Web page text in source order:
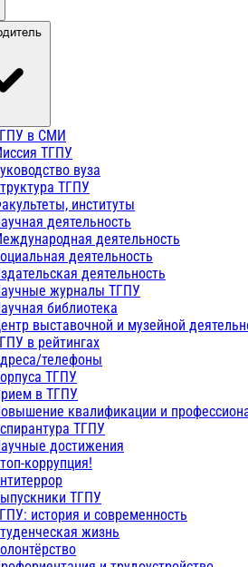
в СМИ
ТГПУ
вуза
ТГПУ
институты
деятельность
деятельность
деятельность
деятельность
журналы ТГПУ
библиотека
выставочной и музейной
в рейтингах
телефоны
ТГПУ
в ТГПУ
квалификации и
ТГПУ
достижения
коррупция!
ТГПУ
история и современность
жизнь